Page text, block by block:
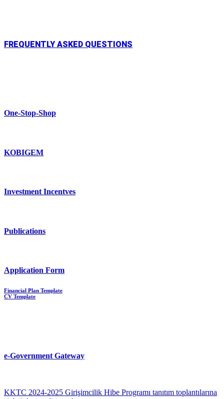
FREQUENTLY ASKED QUESTIONS
One-Stop-Shop
KOBIGEM
Investment Incentves
Publications
Application Form
Financial Plan Template
CV Template
e-Government Gateway
KKTC 2024-2025 Girişimcilik Hibe Programı tanıtım toplantılarına